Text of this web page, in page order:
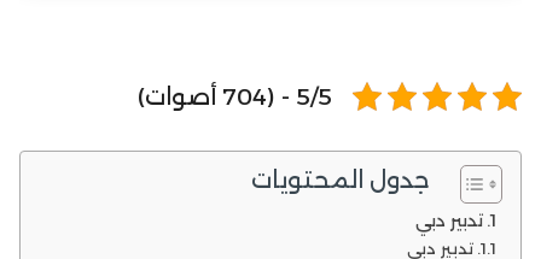
5/5 - (704 أصوات)
جدول المحتويات
تدبير دبي
تدبير دبي